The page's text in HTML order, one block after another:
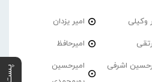
وکیلی امیر یزدان
امیرحافظ
اشرفی
امیرحسین